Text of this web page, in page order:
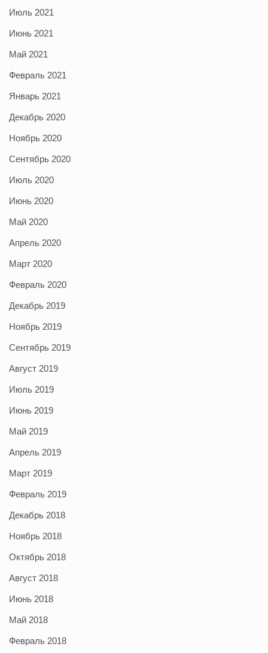
Июль 2021
Июнь 2021
Май 2021
Февраль 2021
Январь 2021
Декабрь 2020
Ноябрь 2020
Сентябрь 2020
Июль 2020
Июнь 2020
Май 2020
Апрель 2020
Март 2020
Февраль 2020
Декабрь 2019
Ноябрь 2019
Сентябрь 2019
Август 2019
Июль 2019
Июнь 2019
Май 2019
Апрель 2019
Март 2019
Февраль 2019
Декабрь 2018
Ноябрь 2018
Октябрь 2018
Август 2018
Июнь 2018
Май 2018
Февраль 2018